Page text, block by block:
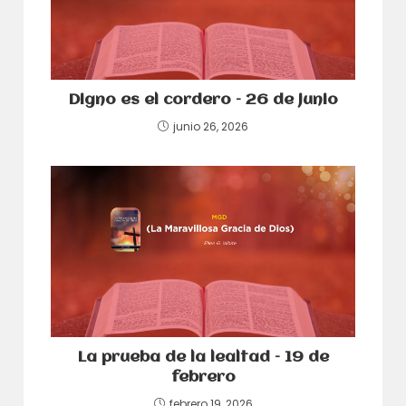
Digno es el cordero – 26 de junio
junio 26, 2026
La prueba de la lealtad – 19 de
febrero